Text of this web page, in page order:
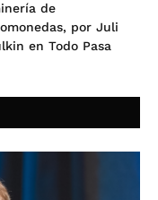
de
por Juli
en Todo Pasa